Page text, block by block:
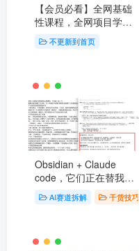
【会员必看】全网基础
性课程，全网项目学习
地址-请务必阅读
不更新到首页
Obsidian + Claude
code，它们正在替我赚
钱丨我的 AI 知识库拆解
AI赛道拆解 干货技巧